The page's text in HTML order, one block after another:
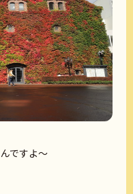
ですよ～